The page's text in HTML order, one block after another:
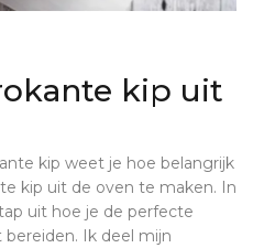
kip uit
kip weet je hoe belangrijk
kip uit de oven te maken. In
uit hoe je de perfecte
Ik deel mijn